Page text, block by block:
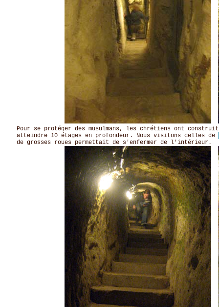
Pour se protéger des musulmans, les chrétiens ont
atteindre 10 étages en profondeur. Nous visitons celles de
de grosses roues permettait de s'enfermer de l'intérieur.